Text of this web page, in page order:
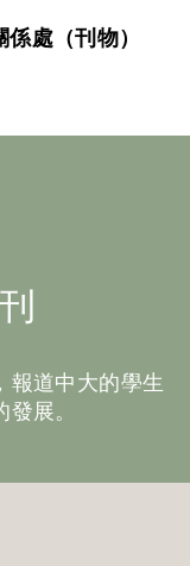
處（刊物）
報道中大的學生
展。